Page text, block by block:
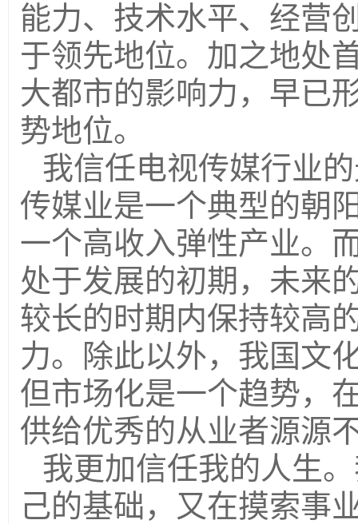
能力、技术水平、经营
于领先地位。加之地处
大都市的影响力，早已
势地位。
我信任电视传媒行业
传媒业是一个典型的朝
一个高收入弹性产业。
处于发展的初期，未来
较长的时期内保持较高
力。除此以外，我国文
但市场化是一个趋势，
供给优秀的从业者源源
我更加信任我的人生
己的基础，又在摸索事